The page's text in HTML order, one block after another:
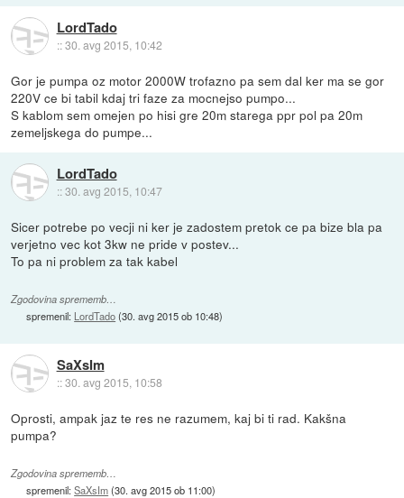
LordTado
::30. avg 2015, 10:42
Gor je pumpa oz motor 2000W trofazno pa sem dal ker ma se gor
220V ce bi tabil kdaj tri faze za mocnejso pumpo...
S kablom sem omejen po hisi gre 20m starega ppr pol pa 20m
zemeljskega do pumpe...
LordTado
::30. avg 2015, 10:47
Sicer potrebe po vecji ni ker je zadostem pretok ce pa bize bla pa
verjetno vec kot 3kw ne pride v postev...
To pa ni problem za tak kabel
Zgodovina sprememb…
spremenil: LordTado(30. avg 2015 ob 10:48)
SaXsIm
::30. avg 2015, 10:58
Oprosti, ampak jaz te res ne razumem, kaj bi ti rad. Kakšna
pumpa?
Zgodovina sprememb…
spremenil:SaXsIm(30. avg 2015 ob 11:00)